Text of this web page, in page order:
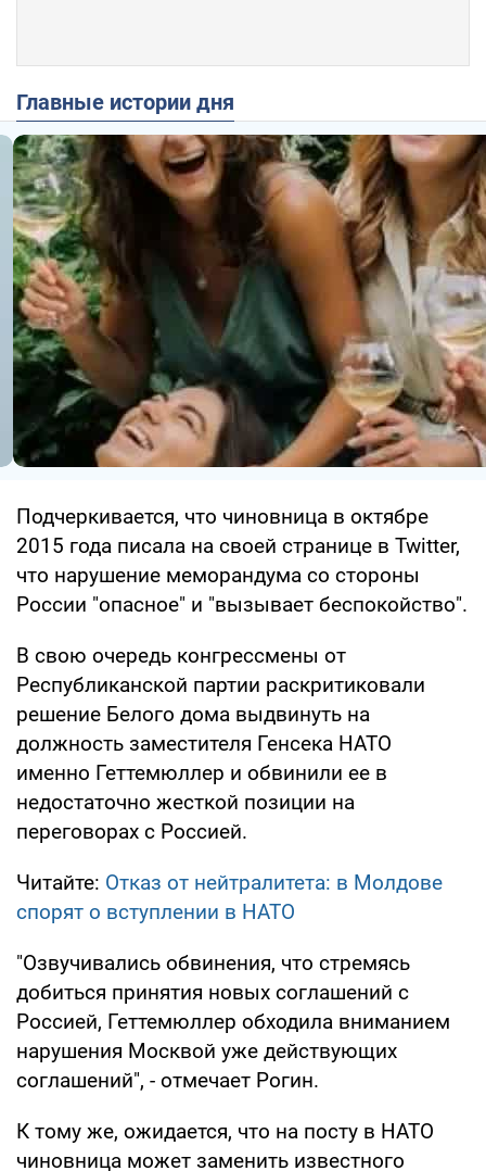
Главные истории дня
Подчеркивается, что чиновница в октябре
2015 года писала на своей странице в Twitter,
что нарушение меморандума со стороны
России "опасное" и "вызывает беспокойство".
В свою очередь конгрессмены от
Республиканской партии раскритиковали
решение Белого дома выдвинуть на
должность заместителя Генсека НАТО
именно Геттемюллер и обвинили ее в
недостаточно жесткой позиции на
переговорах с Россией.
Читайте: Отказ от нейтралитета: в Молдове
спорят о вступлении в НАТО
"Озвучивались обвинения, что стремясь
добиться принятия новых соглашений с
Россией, Геттемюллер обходила вниманием
нарушения Москвой уже действующих
соглашений", - отмечает Рогин.
К тому же, ожидается, что на посту в НАТО
чиновница может заменить известного